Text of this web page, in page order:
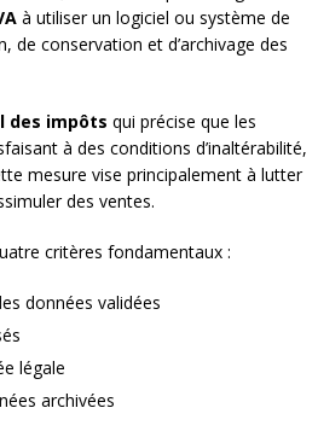
à utiliser un logiciel ou système de
de conservation et d’archivage des
des impôts qui précise que les
à des conditions d’inaltérabilité,
mesure vise principalement à lutter
des ventes.
critères fondamentaux :
données validées
légale
archivées